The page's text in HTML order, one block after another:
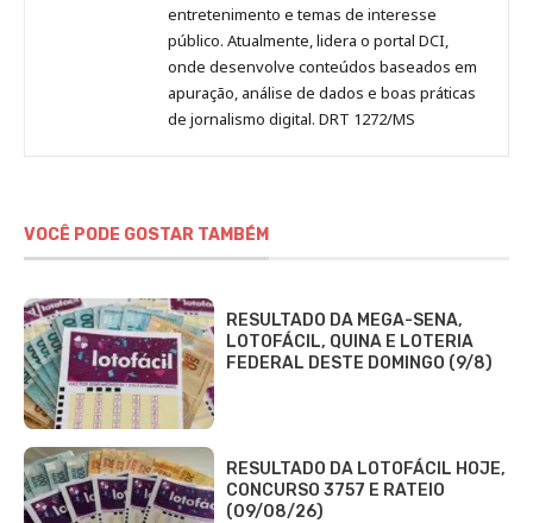
entretenimento e temas de interesse
público. Atualmente, lidera o portal DCI,
onde desenvolve conteúdos baseados em
apuração, análise de dados e boas práticas
de jornalismo digital. DRT 1272/MS
VOCÊ PODE GOSTAR TAMBÉM
RESULTADO DA MEGA-SENA,
LOTOFÁCIL, QUINA E LOTERIA
FEDERAL DESTE DOMINGO (9/8)
RESULTADO DA LOTOFÁCIL HOJE,
CONCURSO 3757 E RATEIO
(09/08/26)